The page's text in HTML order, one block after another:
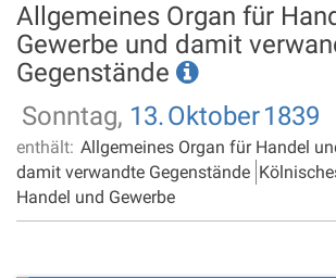
Allgemeines Organ für
Gewerbe und damit
Gegenstände
Sonntag, 13.Oktober1839
enthält: Allgemeines Organ für Handel
damit verwandte Gegenstände
Handel und Gewerbe